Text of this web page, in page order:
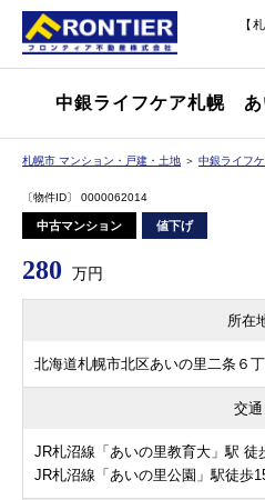
【
中銀ライフケア札幌 あ
札幌市 マンション・戸建・土地 ＞ 中銀ライフ
〔物件ID〕 0000062014
中古マンション 値下げ
280 万円
所在
北海道札幌市北区あいの里二条６丁
交通
JR札沼線「あいの里教育大」駅 徒
JR札沼線「あいの里公園」駅徒歩